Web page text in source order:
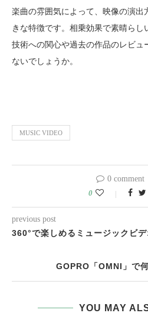
楽曲の雰囲気によって、映像の演出
きな特徴です。相乗効果で素晴らし
技術への関心や過去の作品のレビュ
ないでしょうか。
MUSIC VIDEO
0 comment
0
previous post
360°で楽しめるミュージックビデ
GOPRO「OMNI」で
YOU MAY